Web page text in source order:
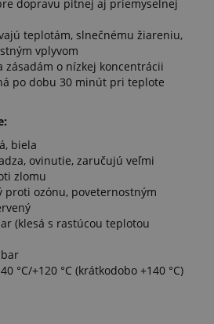
dopravu pitnej aj priemyselnej
teplotám, slnečnému žiareniu,
vplyvom
zásadám o nízkej koncentrácii
po dobu 30 minút pri teplote
biela
ovinutie, zaručujú veľmi
zlomu
proti ozónu, poveternostným
(klesá s rastúcou teplotou
°C/+120 °C (krátkodobo +140 °C)